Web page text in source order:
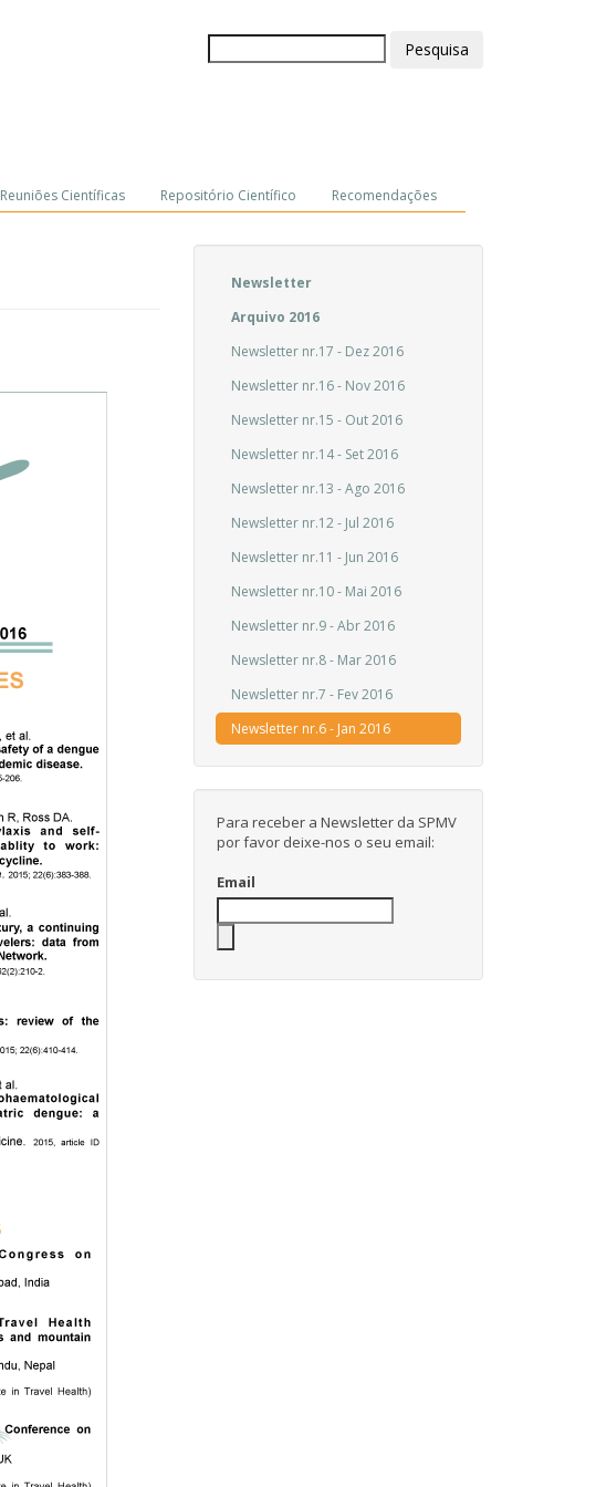
Pesquisa
Reuniões Científicas Repositório Científico Recomendações
Newsletter
Arquivo 2016
Newsletter nr.17 - Dez 2016
Newsletter nr.16 - Nov 2016
Newsletter nr.15 - Out 2016
Newsletter nr.14 - Set 2016
Newsletter nr.13 - Ago 2016
Newsletter nr.12 - Jul 2016
Newsletter nr.11 - Jun 2016
Newsletter nr.10 - Mai 2016
Newsletter nr.9 - Abr 2016
Newsletter nr.8 - Mar 2016
Newsletter nr.7 - Fev 2016
Newsletter nr.6 - Jan 2016
Para receber a Newsletter da SPMV
por favor deixe-nos o seu email:
Email